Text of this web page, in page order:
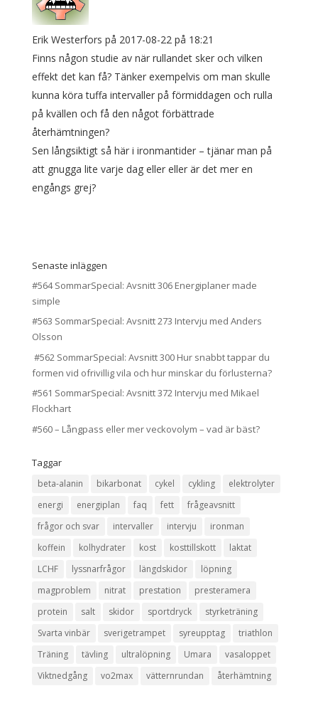
Erik Westerfors på 2017-08-22 på 18:21
Finns någon studie av när rullandet sker och vilken
effekt det kan få? Tänker exempelvis om man skulle
kunna köra tuffa intervaller på förmiddagen och rulla
på kvällen och få den något förbättrade
återhämtningen?
Sen långsiktigt så här i ironmantider – tjänar man på
att gnugga lite varje dag eller eller är det mer en
engångs grej?
Senaste inläggen
#564 SommarSpecial: Avsnitt 306 Energiplaner made
simple
#563 SommarSpecial: Avsnitt 273 Intervju med Anders
Olsson
#562 SommarSpecial: Avsnitt 300 Hur snabbt tappar du
formen vid ofrivillig vila och hur minskar du förlusterna?
#561 SommarSpecial: Avsnitt 372 Intervju med Mikael
Flockhart
#560 – Långpass eller mer veckovolym – vad är bäst?
Taggar
beta-alanin bikarbonat cykel cykling
elektrolyter
energi
energiplan faq fett
frågeavsnitt
frågor och svar
intervaller intervju
ironman
koffein
kolhydrater kost kosttillskott
laktat
LCHF
lyssnarfrågor längdskidor
löpning
magproblem
nitrat prestation
presteramera
protein
salt skidor sportdryck
styrketräning
Svarta vinbär
sverigetrampet syreupptag
triathlon
Träning
tävling ultralöpning Umara
vasaloppet
Viktnedgång
vo2max vätternrundan återhämtning